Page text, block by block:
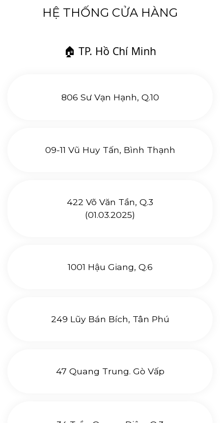
HỆ THỐNG CỬA HÀNG
🏠 TP. Hồ Chí Minh
806 Sư Vạn Hạnh, Q.10
09-11 Vũ Huy Tấn, Bình Thạnh
422 Võ Văn Tần, Q.3
(01.03.2025)
1001 Hậu Giang, Q.6
249 Lũy Bán Bích, Tân Phú
47 Quang Trung. Gò Vấp